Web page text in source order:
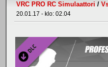
VRC PRO RC Simulaattori /
20.01.17 - klo: 02.04